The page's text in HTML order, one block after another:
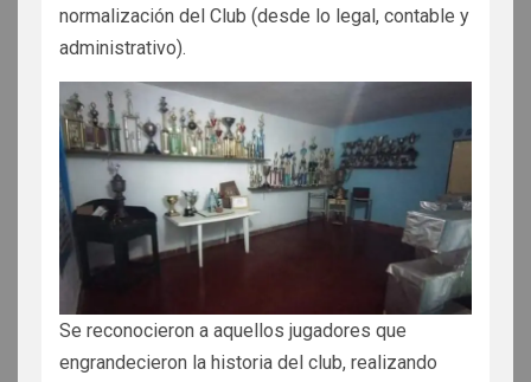
normalización del Club (desde lo legal, contable y
administrativo).
Se reconocieron a aquellos jugadores que
engrandecieron la historia del club, realizando